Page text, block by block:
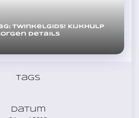
Twinkelgids! Kijkhulp
details
Tags
Datum